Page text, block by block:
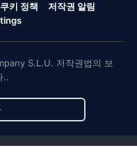
쿠키 정책
저작권 알림
S.L.U. 저작권법의 보
..